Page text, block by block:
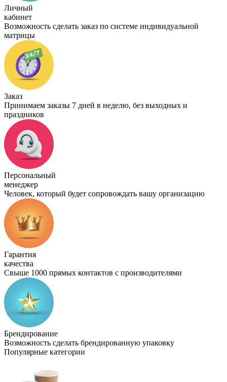
Личный
кабинет
Возможность сделать заказ по системе индивидуальной
матрицы
Заказ
Принимаем заказы 7 дней в неделю, без выходных и
праздников
Персональный
менеджер
Человек, который будет сопровождать вашу организацию
Гарантия
качества
Свыше 1000 прямых контактов с производителями
Брендирование
Возможность сделать брендированную упаковку
Популярные категории